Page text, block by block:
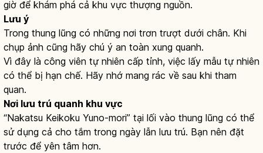
giờ để khám phá cả khu vực thượng nguồn.
Lưu ý
Trong thung lũng có những nơi trơn trượt dưới chân. Khi
chụp ảnh cũng hãy chú ý an toàn xung quanh.
Vì đây là công viên tự nhiên cấp tỉnh, việc lấy mẫu tự nhiên
có thể bị hạn chế. Hãy nhớ mang rác về sau khi tham
quan.
Nơi lưu trú quanh khu vực
“Nakatsu Keikoku Yuno-mori” tại lối vào thung lũng có thể
sử dụng cả cho tắm trong ngày lẫn lưu trú. Bạn nên đặt
trước để yên tâm hơn.